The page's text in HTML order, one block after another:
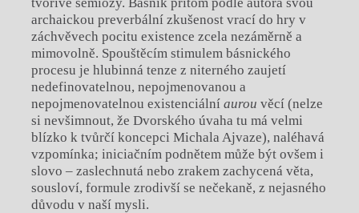
archaickou preverbální zkušenost vrací do hry v
záchvěvech pocitu existence zcela nezáměrně a
mimovolně. Spouštěcím stimulem básnického
procesu je hlubinná tenze z niterného zaujetí
nedefinovatelnou, nepojmenovanou a
nepojmenovatelnou existenciální aurou věcí (nelze
si nevšimnout, že Dvorského úvaha tu má velmi
blízko k tvůrčí koncepci Michala Ajvaze), naléhavá
vzpomínka; iniciačním podnětem může být ovšem i
slovo – zaslechnutá nebo zrakem zachycená věta,
sousloví, formule zrodivší se nečekaně, z nejasného
důvodu v naší mysli.